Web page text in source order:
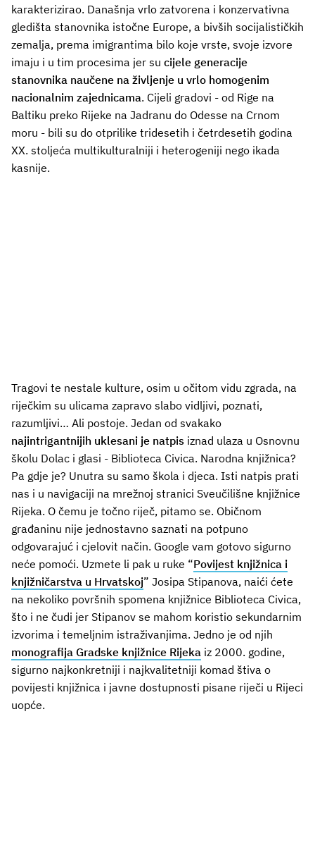
karakterizirao. Današnja vrlo zatvorena i konzervativna
gledišta stanovnika istočne Europe, a bivših socijalističkih
zemalja, prema imigrantima bilo koje vrste, svoje izvore
imaju i u tim procesima jer su cijele generacije
stanovnika naučene na življenje u vrlo homogenim
nacionalnim zajednicama. Cijeli gradovi - od Rige na
Baltiku preko Rijeke na Jadranu do Odesse na Crnom
moru - bili su do otprilike tridesetih i četrdesetih godina
XX. stoljeća multikulturalniji i heterogeniji nego ikada
kasnije.
Tragovi te nestale kulture, osim u očitom vidu zgrada, na
riječkim su ulicama zapravo slabo vidljivi, poznati,
razumljivi… Ali postoje. Jedan od svakako
najintrigantnijih uklesani je natpis iznad ulaza u Osnovnu
školu Dolac i glasi - Biblioteca Civica. Narodna knjižnica?
Pa gdje je? Unutra su samo škola i djeca. Isti natpis prati
nas i u navigaciji na mrežnoj stranici Sveučilišne knjižnice
Rijeka. O čemu je točno riječ, pitamo se. Običnom
građaninu nije jednostavno saznati na potpuno
odgovarajuć i cjelovit način. Google vam gotovo sigurno
neće pomoći. Uzmete li pak u ruke “Povijest knjižnica i
knjižničarstva u Hrvatskoj” Josipa Stipanova, naići ćete
na nekoliko površnih spomena knjižnice Biblioteca Civica,
što i ne čudi jer Stipanov se mahom koristio sekundarnim
izvorima i temeljnim istraživanjima. Jedno je od njih
monografija Gradske knjižnice Rijeka iz 2000. godine,
sigurno najkonkretniji i najkvalitetniji komad štiva o
povijesti knjižnica i javne dostupnosti pisane riječi u Rijeci
uopće.